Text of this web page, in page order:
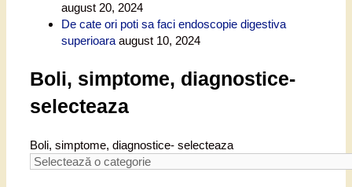
august 20, 2024
De cate ori poti sa faci endoscopie digestiva
superioara august 10, 2024
Boli, simptome, diagnostice-
selecteaza
Boli, simptome, diagnostice- selecteaza